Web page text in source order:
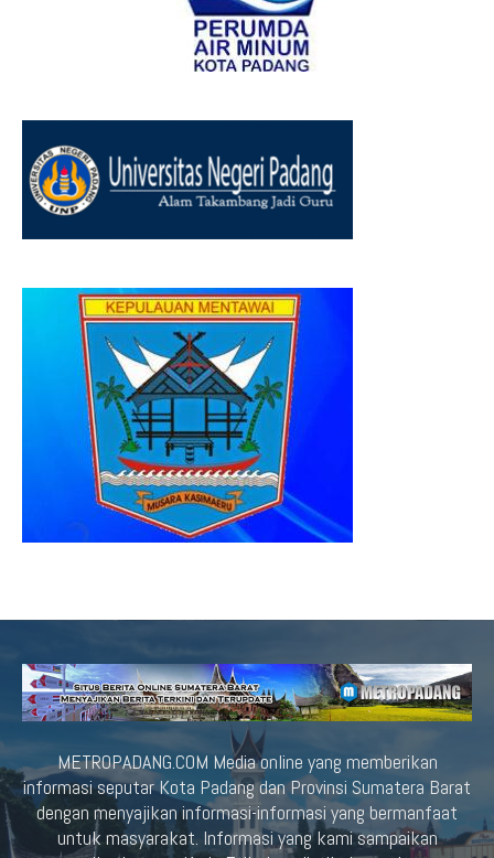
METROPADANG.COM Media online yang memberikan
informasi seputar Kota Padang dan Provinsi Sumatera Barat
dengan menyajikan informasi-informasi yang bermanfaat
untuk masyarakat. Informasi yang kami sampaikan